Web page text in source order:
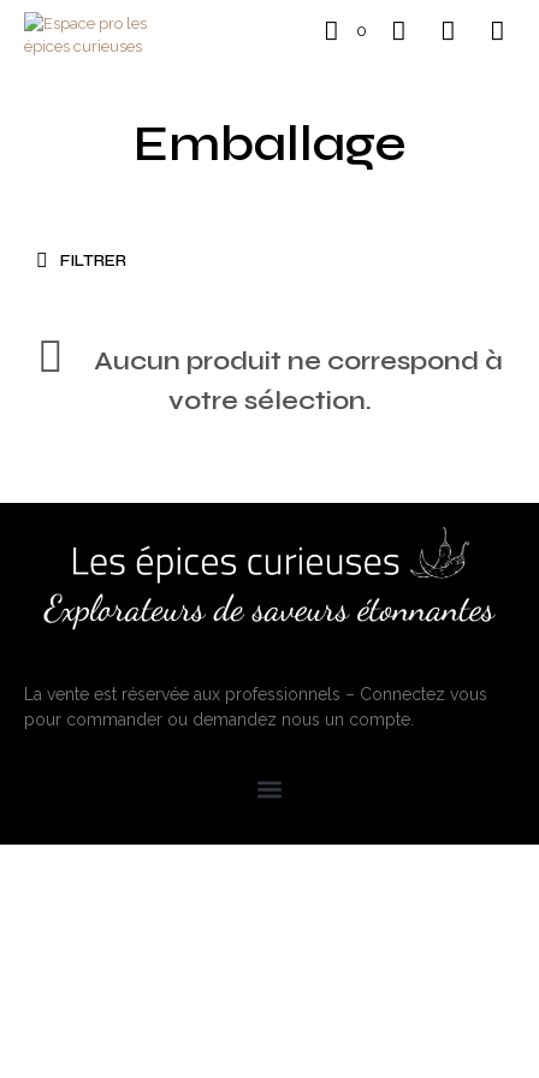
0
Emballage
FILTRER
Aucun produit ne correspond à
votre sélection.
La vente est réservée aux professionnels – Connectez vous
pour commander ou demandez nous un compte.